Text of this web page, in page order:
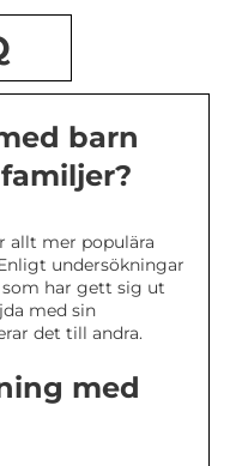
barn
allt mer populära
undersökningar
har gett sig ut
med sin
det till andra.
med